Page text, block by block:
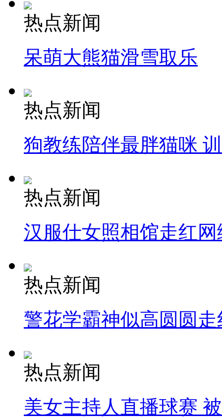
热点新闻
呆萌大熊猫滑雪取乐
热点新闻
狗教练陪伴最胖猫咪
热点新闻
汉服仕女照相馆走红网
热点新闻
警花学霸神似高圆圆走
热点新闻
美女主持人直播球赛